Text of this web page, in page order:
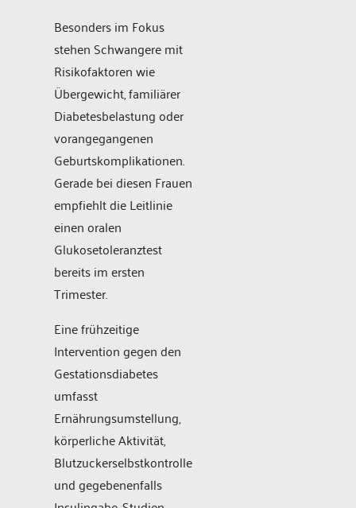
Besonders im Fokus
stehen Schwangere mit
Risikofaktoren wie
Übergewicht, familiärer
Diabetesbelastung oder
vorangegangenen
Geburtskomplikationen.
Gerade bei diesen Frauen
empfiehlt die Leitlinie
einen oralen
Glukosetoleranztest
bereits im ersten
Trimester.
Eine frühzeitige
Intervention gegen den
Gestationsdiabetes
umfasst
Ernährungsumstellung,
körperliche Aktivität,
Blutzuckerselbstkontrolle
und gegebenenfalls